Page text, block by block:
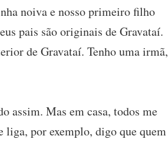
noiva e nosso primeiro filho
pais são originais de Gravataí.
de Gravataí. Tenho uma irmã,
assim. Mas em casa, todos me
por exemplo, digo que quem